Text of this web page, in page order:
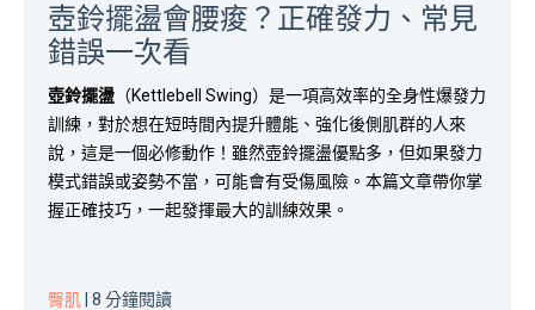
壺鈴擺盪會腰痠？正確發力、常見
錯誤一次看
壺鈴擺盪 （Kettlebell Swing）是一項高效率的全身性爆發力
訓練，對於想在短時間內提升體能、強化後側肌群的人來
說，這是一個必修動作！雖然壺鈴擺盪優點多，但如果發力
模式錯誤或姿勢不當，可能會有受傷風險。本篇文章帶你掌
握正確技巧，一起發揮最大的訓練效果。
臀肌| 8 分鐘閱讀